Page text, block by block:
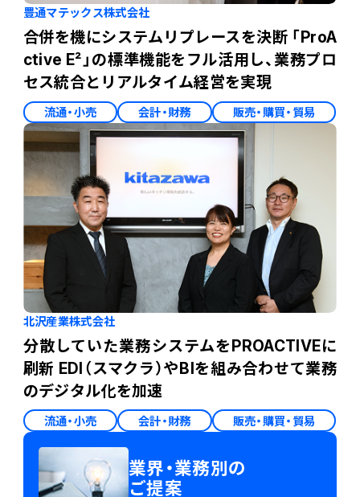
豊通マテックス株式会社
合併を機にシステムリプレースを決断 「ProA
ctive E²」の標準機能をフル活用し、業務プロ
セス統合とリアルタイム経営を実現
流通・小売 会計・財務 販売・購買・貿易
北沢産業株式会社
分散していた業務システムをPROACTIVEに
刷新 EDI（スマクラ）やBIを組み合わせて業務
のデジタル化を加速
流通・小売 会計・財務 販売・購買・貿易
業界・業務別の
ご提案